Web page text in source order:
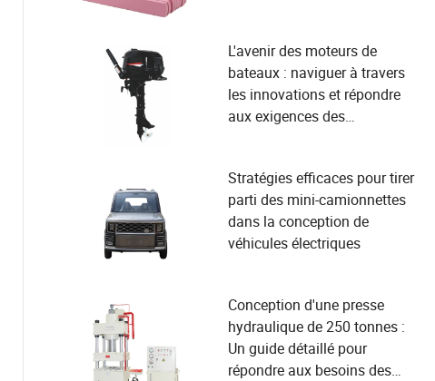
L'avenir des moteurs de
bateaux : naviguer à travers
les innovations et répondre
aux exigences des
Stratégies efficaces pour tirer
parti des mini-camionnettes
dans la conception de
véhicules électriques
Conception d'une presse
hydraulique de 250 tonnes :
Un guide détaillé pour
répondre aux besoins des